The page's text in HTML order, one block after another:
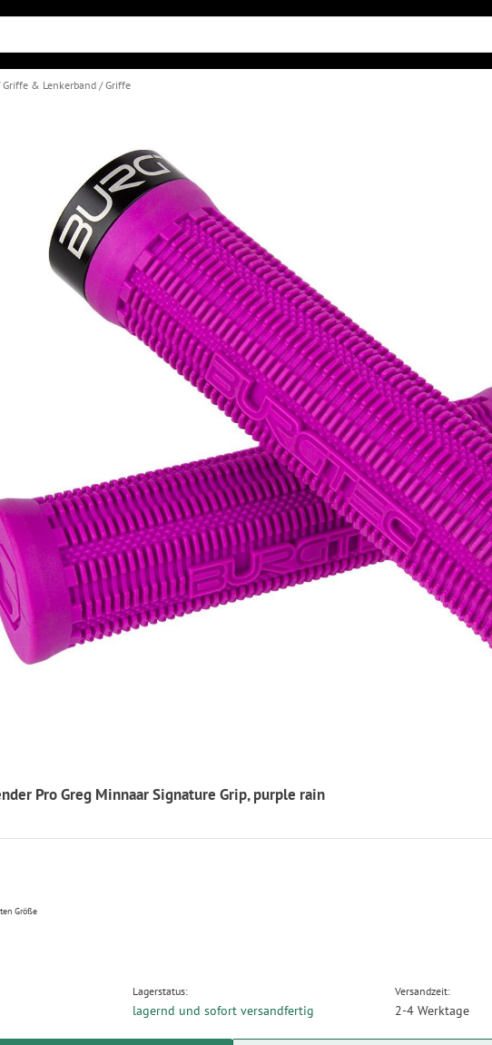
Griffe & Lenkerband Griffe
Pro Greg Minnaar Signature Grip, purple rain
Größe
Lagerstatus:
lagernd und sofort versandfertig
Versandzeit:
2-4 Werktage